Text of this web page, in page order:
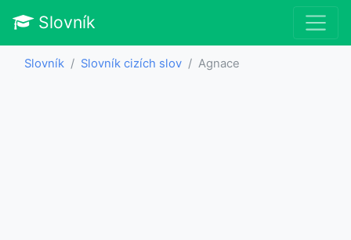
Slovník
Slovník Slovník cizích slov Agnace